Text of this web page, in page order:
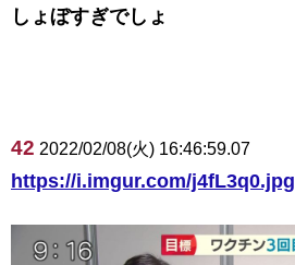
しょぼすぎでしょ
42 2022/02/08(火) 16:46:59.07
https://i.imgur.com/j4fL3q0.jpg